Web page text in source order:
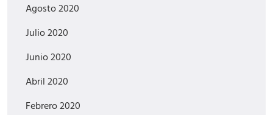
Agosto 2020
Julio 2020
Junio 2020
Abril 2020
Febrero 2020